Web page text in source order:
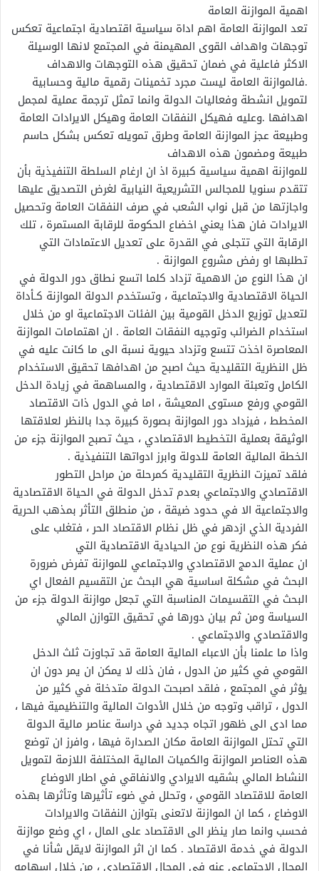
اهمية الموازنة العامة
تعد الموازنة العامة اهم اداة سياسية اقتصادية اجتماعية تعكس
توجهات واهداف القوى المهيمنة في المجتمع لانها الوسيلة
الاكثر فاعلية في ضمان تحقيق هذه التوجهات والاهداف
.فالموازنة العامة ليست مجرد تخمينات رقمية مالية وحسابية
لتمويل انشطة وفعاليات الدولة وانما تمثل ترجمة عملية لمجمل
اهدافها .وعليه فهيكل النفقات العامة وهيكل الايرادات العامة
وطبيعة عجز الموازنة العامة وطرق تمويله تعكس بشكل حاسم
طبيعة ومضمون هذه الاهداف
للموازنة اهمية سياسية كبيرة اذ ان ارغام السلطة التنفيذية بأن
تتقدم سنويا للمجالس التشريعية النيابية لغرض التصديق عليها
واجازتها من قبل نواب الشعب في صرف النفقات العامة وتحصيل
الايرادات فان هذا يعني اخضاع الحكومة للرقابة المستمرة ، تلك
الرقابة التي تتجلى في القدرة على تعديل الاعتمادات التي
تطلبها او رفض مشروع الموازنة .
ان هذا النوع من الاهمية تزداد كلما اتسع نطاق دور الدولة في
الحياة الاقتصادية والاجتماعية ، وتستخدم الدولة الموازنة كـأداة
لتعديل توزيع الدخل القومية بين الفئات الاجتماعية او من خلال
استخدام الضرائب وتوجيه النفقات العامة . ان اهتمامات الموازنة
المعاصرة اخذت تتسع وتزداد حيوية نسبة الى ما كانت عليه في
ظل النظرية التقليدية حيث اصبح من اهدافها تحقيق الاستخدام
الكامل وتعبئة الموارد الاقتصادية ، والمساهمة في زيادة الدخل
القومي ورفع مستوى المعيشة ، اما في الدول ذات الاقتصاد
المخطط ، فيزداد دور الموازنة بصورة كبيرة جدا بالنظر لعلاقتها
الوثيقة بعملية التخطيط الاقتصادي ، حيث تصبح الموازنة جزء من
الخطة المالية العامة للدولة وابرز ادواتها التنفيذية .
فلقد تميزت النظرية التقليدية كمرحلة من مراحل التطور
الاقتصادي والاجتماعي بعدم تدخل الدولة في الحياة الاقتصادية
والاجتماعية الا في حدود ضيقة ، من منطلق التأثر بمذهب الحرية
الفردية الذي ازدهر في ظل نظام الاقتصاد الحر ، فتغلب على
فكر هذه النظرية نوع من الحيادية الاقتصادية التي
ان عملية الدمج الاقتصادي والاجتماعي للموازنة تفرض ضرورة
البحث في مشكلة اساسية هي البحث عن التقسيم الفعال اي
البحث في التقسيمات المناسبة التي تجعل موازنة الدولة جزء من
السياسة ومن ثم بيان دورها في تحقيق التوازن المالي
والاقتصادي والاجتماعي .
واذا ما علمنا بأن الاعباء المالية العامة قد تجاوزت ثلث الدخل
القومي في كثير من الدول ، فان ذلك لا يمكن ان يمر دون ان
يؤثر في المجتمع ، فلقد اصبحت الدولة متدخلة في كثير من
الدول ، تراقب وتوجه من خلال الأدوات المالية والتنظيمية فيها ،
مما ادى الى ظهور اتجاه جديد في دراسة عناصر مالية الدولة
التي تحتل الموازنة العامة مكان الصدارة فيها ، وافرز ان توضع
هذه العناصر الموازنة والكميات المالية المختلفة اللازمة لتمويل
النشاط المالي بشقيه الايرادي والانفاقي في اطار الاوضاع
العامة للاقتصاد القومي ، وتحلل في ضوء تأثيرها وتأثرها بهذه
الاوضاع ، كما ان الموازنة لاتعنى بتوازن النفقات والايرادات
فحسب وانما صار ينظر الى الاقتصاد على المال ، اي وضع موازنة
الدولة في خدمة الاقتصاد . كما ان اثر الموازنة لايقل شأنا في
المجال الاجتماعي عنه في المجال الاقتصادي ، من خلال اسهامه